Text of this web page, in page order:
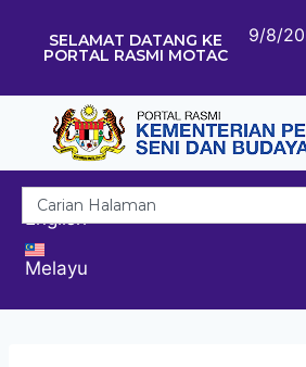
SELAMAT DATANG KE
PORTAL RASMI MOTAC
9/8/
English
Melayu